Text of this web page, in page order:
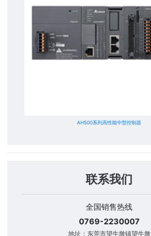
AH500系列高性能中型控制器
联系我们
全国销售热线
0769-2230007
地址：东莞市望牛墩镇望牛墩